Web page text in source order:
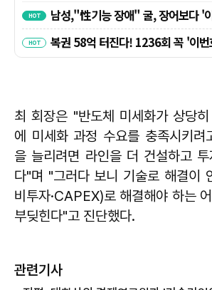
최 회장은 "반도체 미세화가 상당
에 미세화 과정 수요를 충족시키려
을 늘리려면 라인을 더 건설하고
다"며 "그러다 보니 기술로 해결이
비투자·CAPEX)로 해결해야 하는
부딪힌다"고 진단했다.
관련기사